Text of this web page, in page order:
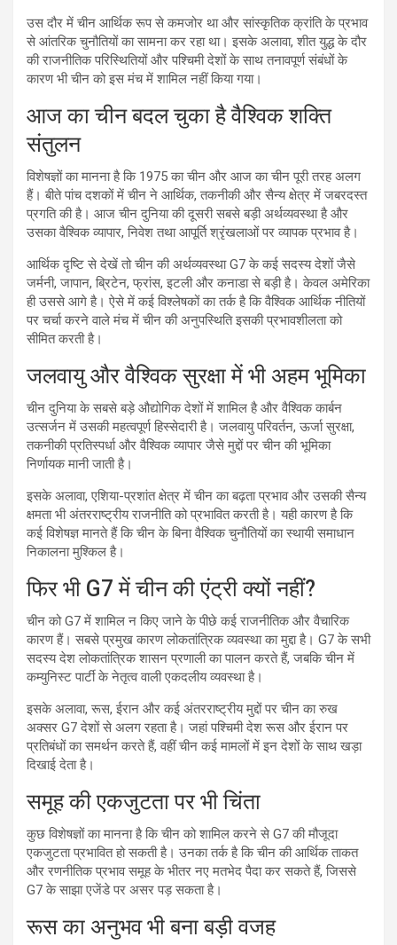
उस दौर में चीन आर्थिक रूप से कमजोर था और सांस्कृतिक क्रांति के प्रभाव
से आंतरिक चुनौतियों का सामना कर रहा था। इसके अलावा, शीत युद्ध के दौर
की राजनीतिक परिस्थितियों और पश्चिमी देशों के साथ तनावपूर्ण संबंधों के
कारण भी चीन को इस मंच में शामिल नहीं किया गया।
आज का चीन बदल चुका है वैश्विक शक्ति
संतुलन
विशेषज्ञों का मानना है कि 1975 का चीन और आज का चीन पूरी तरह अलग
हैं। बीते पांच दशकों में चीन ने आर्थिक, तकनीकी और सैन्य क्षेत्र में जबरदस्त
प्रगति की है। आज चीन दुनिया की दूसरी सबसे बड़ी अर्थव्यवस्था है और
उसका वैश्विक व्यापार, निवेश तथा आपूर्ति श्रृंखलाओं पर व्यापक प्रभाव है।
आर्थिक दृष्टि से देखें तो चीन की अर्थव्यवस्था G7 के कई सदस्य देशों जैसे
जर्मनी, जापान, ब्रिटेन, फ्रांस, इटली और कनाडा से बड़ी है। केवल अमेरिका
ही उससे आगे है। ऐसे में कई विश्लेषकों का तर्क है कि वैश्विक आर्थिक नीतियों
पर चर्चा करने वाले मंच में चीन की अनुपस्थिति इसकी प्रभावशीलता को
सीमित करती है।
जलवायु और वैश्विक सुरक्षा में भी अहम भूमिका
चीन दुनिया के सबसे बड़े औद्योगिक देशों में शामिल है और वैश्विक कार्बन
उत्सर्जन में उसकी महत्वपूर्ण हिस्सेदारी है। जलवायु परिवर्तन, ऊर्जा सुरक्षा,
तकनीकी प्रतिस्पर्धा और वैश्विक व्यापार जैसे मुद्दों पर चीन की भूमिका
निर्णायक मानी जाती है।
इसके अलावा, एशिया-प्रशांत क्षेत्र में चीन का बढ़ता प्रभाव और उसकी सैन्य
क्षमता भी अंतरराष्ट्रीय राजनीति को प्रभावित करती है। यही कारण है कि
कई विशेषज्ञ मानते हैं कि चीन के बिना वैश्विक चुनौतियों का स्थायी समाधान
निकालना मुश्किल है।
फिर भी G7 में चीन की एंट्री क्यों नहीं?
चीन को G7 में शामिल न किए जाने के पीछे कई राजनीतिक और वैचारिक
कारण हैं। सबसे प्रमुख कारण लोकतांत्रिक व्यवस्था का मुद्दा है। G7 के सभी
सदस्य देश लोकतांत्रिक शासन प्रणाली का पालन करते हैं, जबकि चीन में
कम्युनिस्ट पार्टी के नेतृत्व वाली एकदलीय व्यवस्था है।
इसके अलावा, रूस, ईरान और कई अंतरराष्ट्रीय मुद्दों पर चीन का रुख
अक्सर G7 देशों से अलग रहता है। जहां पश्चिमी देश रूस और ईरान पर
प्रतिबंधों का समर्थन करते हैं, वहीं चीन कई मामलों में इन देशों के साथ खड़ा
दिखाई देता है।
समूह की एकजुटता पर भी चिंता
कुछ विशेषज्ञों का मानना है कि चीन को शामिल करने से G7 की मौजूदा
एकजुटता प्रभावित हो सकती है। उनका तर्क है कि चीन की आर्थिक ताकत
और रणनीतिक प्रभाव समूह के भीतर नए मतभेद पैदा कर सकते हैं, जिससे
G7 के साझा एजेंडे पर असर पड़ सकता है।
रूस का अनुभव भी बना बड़ी वजह